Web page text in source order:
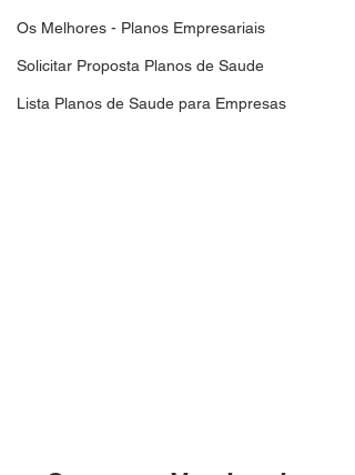
Os Melhores - Planos Empresariais
Solicitar Proposta Planos de Saude
Lista Planos de Saude para Empresas